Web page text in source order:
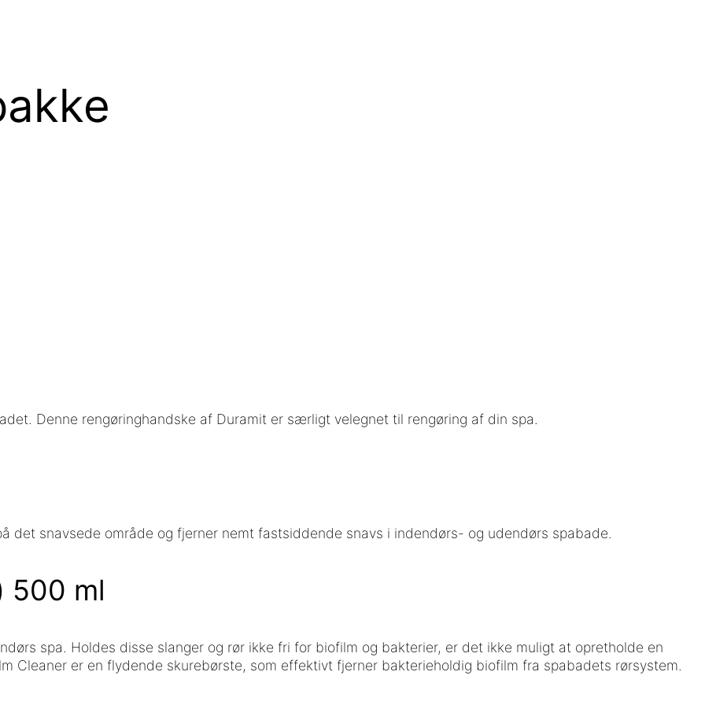
Denne rengøringhandske af Duramit er særligt velegnet til rengøring af din spa.
det snavsede område og fjerner nemt fastsiddende snavs i indendørs- og udendørs spabade.
500 ml
spa. Holdes disse slanger og rør ikke fri for biofilm og bakterier, er det ikke muligt at opretholde en
Cleaner er en flydende skurebørste, som effektivt fjerner bakterieholdig biofilm fra spabadets rørsystem.